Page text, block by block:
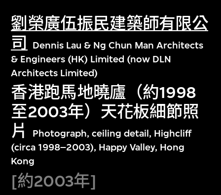
劉榮廣伍振民建築師有限公
司
Dennis Lau & Ng Chun Man Architects
& Engineers (HK) Limited (now DLN
Architects Limited)
香港跑馬地曉廬（約1998
至2003年）天花板細節照
片
Photograph, ceiling detail, Highcliff
(circa 1998–2003), Happy Valley, Hong
Kong
[約2003年]